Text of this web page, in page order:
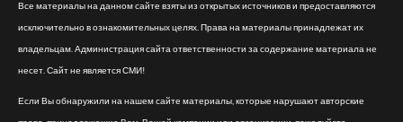
Все материалы на данном сайте взяты из открытых источников и предоставляются
исключительно в ознакомительных целях. Права на материалы принадлежат их
владельцам. Администрация сайта ответственности за содержание материала не
несет. Сайт не является СМИ!
Если Вы обнаружили на нашем сайте материалы, которые нарушают авторские